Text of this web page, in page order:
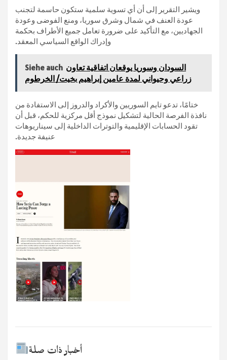
ويشير التقرير إلى أن أي تسوية سلمية ستكون حاسمة لتجنب
عودة العنف في شمال وشرق سوريا، ومنع الفوضى وعودة
الجهاديين، مع التأكيد على ضرورة تعامل جميع الأطراف بحكمة
وإدراك الواقع السياسي المعقد.
Siehe auch السودان وسوريا يوقعان اتفاقية تعاون
زراعي وحيواني لمدة عامين إبراهيم بخيت/ الخرطوم
ختامًا، تدعو تايم السوريين والأكراد والدروز إلى الاستفادة من
نافذة الفرصة الحالية لتشكيل نموذج أقل مركزية للحكم، قبل أن
تقود الحسابات الإقليمية والتوترات الداخلية إلى سيناريوهات
عنيفة جديدة.
أخبار ذات صلة